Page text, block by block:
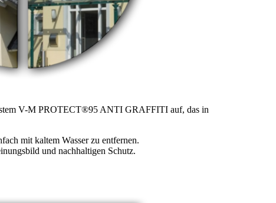
V-M PROTECT®95 ANTI GRAFFITI auf, das in
mit kaltem Wasser zu entfernen.
und nachhaltigen Schutz.